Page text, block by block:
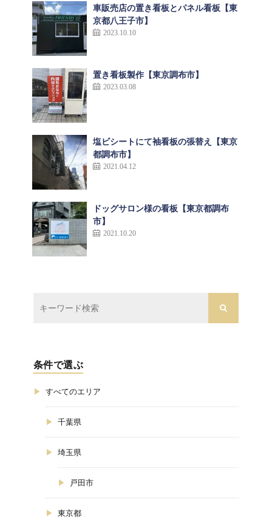
車販売店の置き看板とパネル看板【東
京都八王子市】
2023.10.10
置き看板製作【東京調布市】
2023.03.08
塩ビシートにて袖看板の張替え【東京
都調布市】
2021.04.12
ドッグサロン様の看板【東京都調布
市】
2021.10.20
条件で選ぶ
すべてのエリア
千葉県
埼玉県
戸田市
東京都